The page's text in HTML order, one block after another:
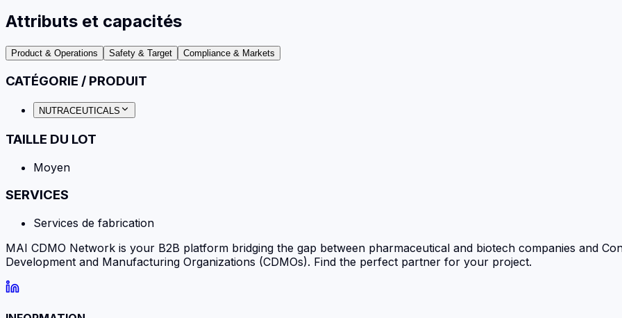
Attributs et capacités
Product & Operations Safety & Target Compliance & Markets
CATÉGORIE / PRODUIT
NUTRACEUTICALS
TAILLE DU LOT
Moyen
SERVICES
Services de fabrication
MAI CDMO Network is your B2B platform bridging the gap between pharmaceutical and biotech companies and
Development and Manufacturing Organizations (CDMOs). Find the perfect partner for your project.